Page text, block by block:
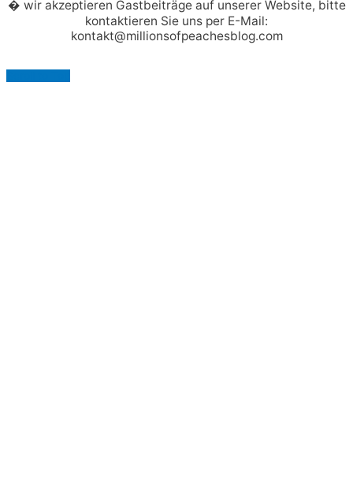
� wir akzeptieren Gastbeiträge auf unserer Website, bitte
kontaktieren Sie uns per E-Mail:
kontakt@millionsofpeachesblog.com